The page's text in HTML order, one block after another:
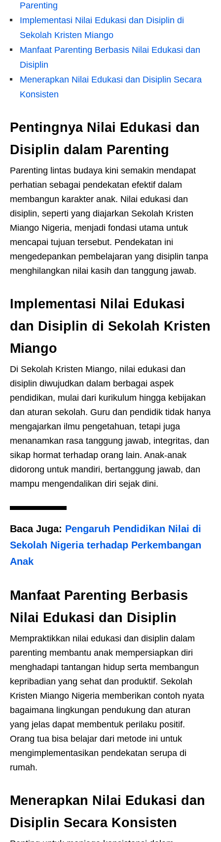
Parenting
Implementasi Nilai Edukasi dan Disiplin di
Sekolah Kristen Miango
Manfaat Parenting Berbasis Nilai Edukasi dan
Disiplin
Menerapkan Nilai Edukasi dan Disiplin Secara
Konsisten
Pentingnya Nilai Edukasi dan
Disiplin dalam Parenting
Parenting lintas budaya kini semakin mendapat
perhatian sebagai pendekatan efektif dalam
membangun karakter anak. Nilai edukasi dan
disiplin, seperti yang diajarkan Sekolah Kristen
Miango Nigeria, menjadi fondasi utama untuk
mencapai tujuan tersebut. Pendekatan ini
mengedepankan pembelajaran yang disiplin tanpa
menghilangkan nilai kasih dan tanggung jawab.
Implementasi Nilai Edukasi
dan Disiplin di Sekolah Kristen
Miango
Di Sekolah Kristen Miango, nilai edukasi dan
disiplin diwujudkan dalam berbagai aspek
pendidikan, mulai dari kurikulum hingga kebijakan
dan aturan sekolah. Guru dan pendidik tidak hanya
mengajarkan ilmu pengetahuan, tetapi juga
menanamkan rasa tanggung jawab, integritas, dan
sikap hormat terhadap orang lain. Anak-anak
didorong untuk mandiri, bertanggung jawab, dan
mampu mengendalikan diri sejak dini.
Baca Juga: Pengaruh Pendidikan Nilai di
Sekolah Nigeria terhadap Perkembangan
Anak
Manfaat Parenting Berbasis
Nilai Edukasi dan Disiplin
Mempraktikkan nilai edukasi dan disiplin dalam
parenting membantu anak mempersiapkan diri
menghadapi tantangan hidup serta membangun
kepribadian yang sehat dan produktif. Sekolah
Kristen Miango Nigeria memberikan contoh nyata
bagaimana lingkungan pendukung dan aturan
yang jelas dapat membentuk perilaku positif.
Orang tua bisa belajar dari metode ini untuk
mengimplementasikan pendekatan serupa di
rumah.
Menerapkan Nilai Edukasi dan
Disiplin Secara Konsisten